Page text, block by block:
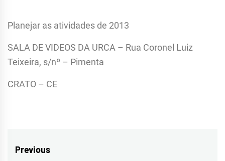
Planejar as atividades de 2013
SALA DE VIDEOS DA URCA – Rua Coronel Luiz
Teixeira, s/nº – Pimenta
CRATO – CE
Navegação
Previous